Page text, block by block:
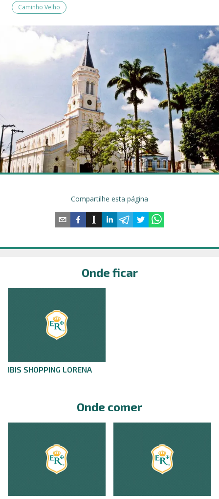
Caminho Velho
Compartilhe esta página
Onde ficar
IBIS SHOPPING LORENA
Onde comer